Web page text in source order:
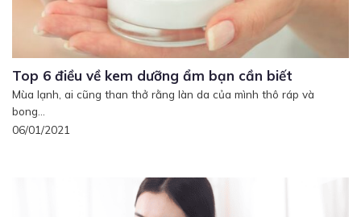
Top 6 điều về kem dưỡng ẩm bạn cần biết
Mùa lạnh, ai cũng than thở rằng làn da của mình thô ráp và
bong...
06/01/2021